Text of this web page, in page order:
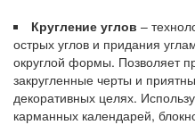
Кругление углов –
острых углов и придания
округлой формы. Позволяет
закругленные черты и
декоративных целях.
карманных календарей,